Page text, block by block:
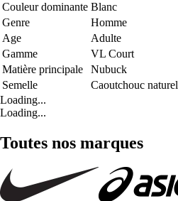
Couleur dominante Blanc
Genre
Homme
Age
Adulte
Gamme
VL Court
Matière principale
Nubuck
Semelle
Caoutchouc naturel
Loading...
Loading...
Toutes nos marques